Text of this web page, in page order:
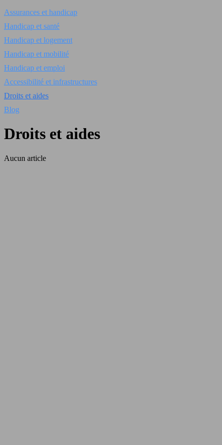
Assurances et handicap
Handicap et santé
Handicap et logement
Handicap et mobilité
Handicap et emploi
Accessibilité et infrastructures
Droits et aides
Blog
Droits et aides
Aucun article